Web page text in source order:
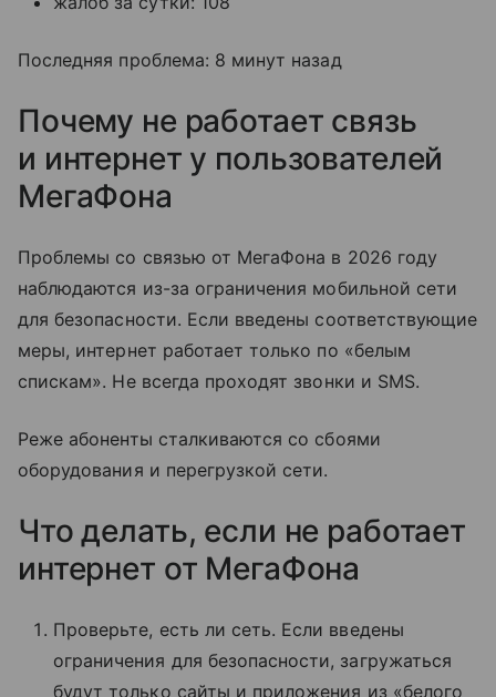
Последняя проблема: 8 минут назад
Почему не работает связь
и интернет у пользователей
МегаФона
Проблемы со связью от МегаФона в 2026 году
наблюдаются из-за ограничения мобильной сети
для безопасности. Если введены соответствующие
меры, интернет работает только по «белым
спискам». Не всегда проходят звонки и SMS.
Реже абоненты сталкиваются со сбоями
оборудования и перегрузкой сети.
Что делать, если не работает
интернет от МегаФона
Проверьте, есть ли сеть. Если введены
ограничения для безопасности, загружаться
будут только сайты и приложения из «белого